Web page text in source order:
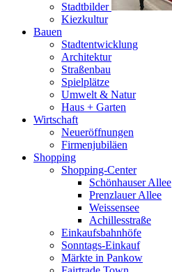
Stadtbilder
Kiezkultur
Bauen
Stadtentwicklung
Architektur
Straßenbau
Spielplätze
Umwelt & Natur
Haus + Garten
Wirtschaft
Neueröffnungen
Firmenjubiläen
Shopping
Shopping-Center
Schönhauser Allee
Prenzlauer Allee
Weissensee
Achillesstraße
Einkaufsbahnhöfe
Sonntags-Einkauf
Märkte in Pankow